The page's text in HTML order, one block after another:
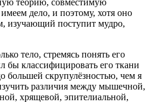
теорию, совместимую
дело, и поэтому, хотя оно
изучающий поступит мудро,
тело, стремясь понять его
классифицировать его ткани
большей скрупулёзностью, чем я
различия между мышечной,
хрящевой, эпителиальной,